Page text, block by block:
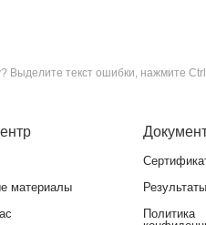
Выделите текст ошибки, нажмите
материалы
Политика